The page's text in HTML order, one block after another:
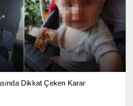
Dikkat Çeken Karar